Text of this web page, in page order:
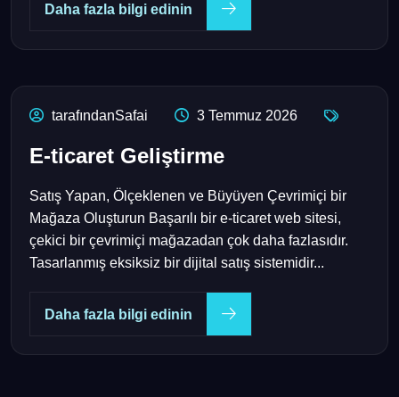
Daha fazla bilgi edinin
tarafındanSafai 3 Temmuz 2026
E-ticaret Geliştirme
Satış Yapan, Ölçeklenen ve Büyüyen Çevrimiçi bir
Mağaza Oluşturun Başarılı bir e-ticaret web sitesi,
çekici bir çevrimiçi mağazadan çok daha fazlasıdır.
Tasarlanmış eksiksiz bir dijital satış sistemidir...
Daha fazla bilgi edinin